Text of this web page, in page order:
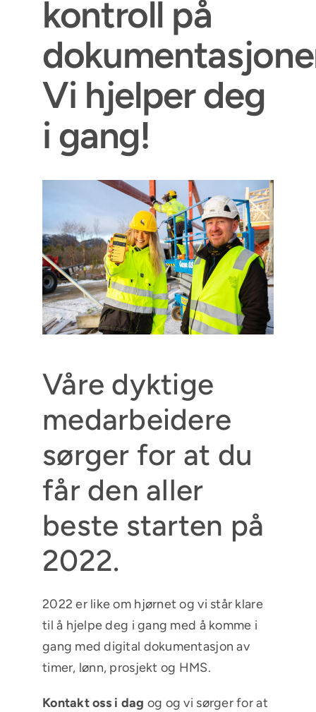
kontroll på
Vi hjelper deg
i gang!
Våre dyktige
medarbeidere
sørger for at du
får den aller
beste starten på
2022.
2022 er like om hjørnet og vi står klare
til å hjelpe deg i gang med å komme i
gang med digital dokumentasjon av
timer, lønn, prosjekt og HMS.
Kontakt oss i dag og og vi sørger for at